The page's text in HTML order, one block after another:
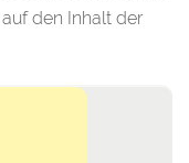
den Inhalt der